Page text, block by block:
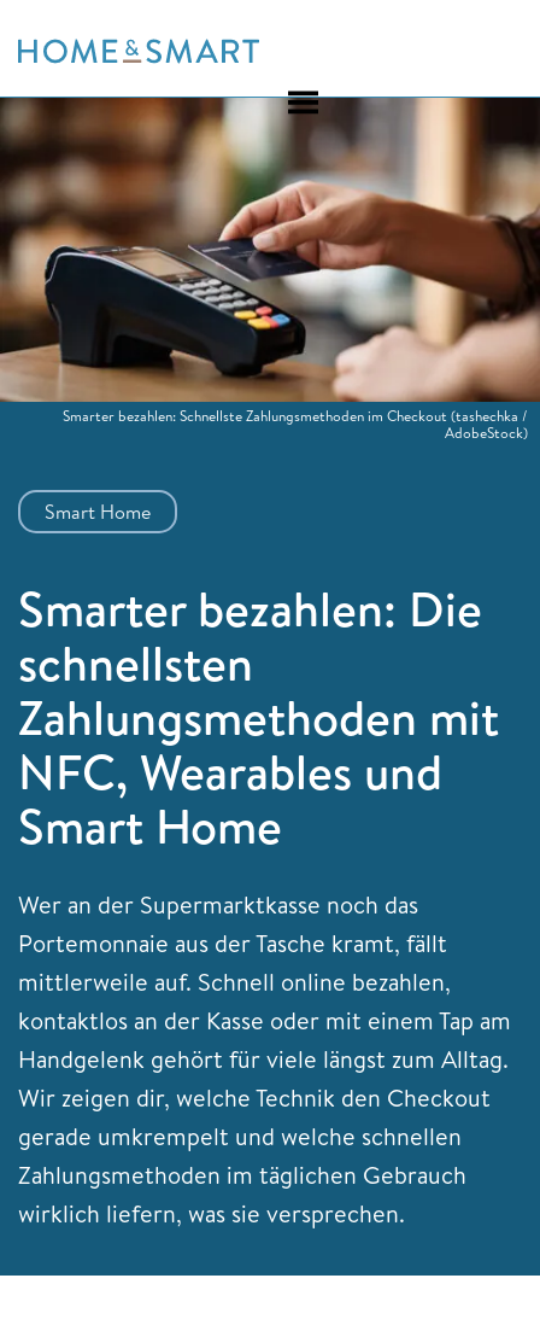
to
Smart Home
Smarter bezahlen: Die
schnellsten
Zahlungsmethoden mit
NFC, Wearables und
Smart Home
Wer an der Supermarktkasse noch das
Portemonnaie aus der Tasche kramt, fällt
mittlerweile auf. Schnell online bezahlen,
kontaktlos an der Kasse oder mit einem Tap am
Handgelenk gehört für viele längst zum Alltag.
Wir zeigen dir, welche Technik den Checkout
gerade umkrempelt und welche schnellen
Zahlungsmethoden im täglichen Gebrauch
wirklich liefern, was sie versprechen.
Smarter bezahlen: Schnellste Zahlungsmethoden im Checkout (tashechka /
AdobeStock)